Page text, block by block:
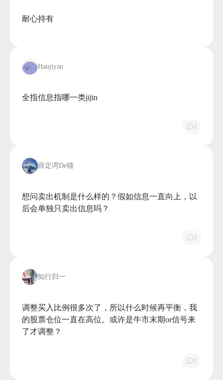
耐心持有
Hanjiyan
全指信息指哪一类jijin
2
薛定谔De猫
想问卖出机制是什么样的？假如信息一直向上，以
后会单独只卖出信息吗？
2
知行归一
调整买入比例很多次了，所以什么时候再平衡，我
的股票仓位一直在高位。或许是牛市末期or信号来
了才调整？
1